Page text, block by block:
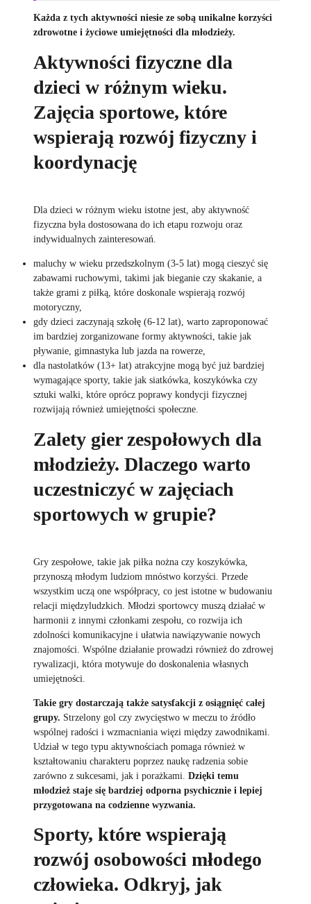
Każda z tych aktywności niesie ze sobą unikalne korzyści
zdrowotne i życiowe umiejętności dla młodzieży.
Aktywności fizyczne dla
dzieci w różnym wieku.
Zajęcia sportowe, które
wspierają rozwój fizyczny i
koordynację
Dla dzieci w różnym wieku istotne jest, aby aktywność
fizyczna była dostosowana do ich etapu rozwoju oraz
indywidualnych zainteresowań.
maluchy w wieku przedszkolnym (3-5 lat) mogą cieszyć się
zabawami ruchowymi, takimi jak bieganie czy skakanie, a
także grami z piłką, które doskonale wspierają rozwój
motoryczny,
gdy dzieci zaczynają szkołę (6-12 lat), warto zaproponować
im bardziej zorganizowane formy aktywności, takie jak
pływanie, gimnastyka lub jazda na rowerze,
dla nastolatków (13+ lat) atrakcyjne mogą być już bardziej
wymagające sporty, takie jak siatkówka, koszykówka czy
sztuki walki, które oprócz poprawy kondycji fizycznej
rozwijają również umiejętności społeczne.
Zalety gier zespołowych dla
młodzieży. Dlaczego warto
uczestniczyć w zajęciach
sportowych w grupie?
Gry zespołowe, takie jak piłka nożna czy koszykówka,
przynoszą młodym ludziom mnóstwo korzyści. Przede
wszystkim uczą one współpracy, co jest istotne w budowaniu
relacji międzyludzkich. Młodzi sportowcy muszą działać w
harmonii z innymi członkami zespołu, co rozwija ich
zdolności komunikacyjne i ułatwia nawiązywanie nowych
znajomości. Wspólne działanie prowadzi również do zdrowej
rywalizacji, która motywuje do doskonalenia własnych
umiejętności.
Takie gry dostarczają także satysfakcji z osiągnięć całej
grupy. Strzelony gol czy zwycięstwo w meczu to źródło
wspólnej radości i wzmacniania więzi między zawodnikami.
Udział w tego typu aktywnościach pomaga również w
kształtowaniu charakteru poprzez naukę radzenia sobie
zarówno z sukcesami, jak i porażkami. Dzięki temu
młodzież staje się bardziej odporna psychicznie i lepiej
przygotowana na codzienne wyzwania.
Sporty, które wspierają
rozwój osobowości młodego
człowieka. Odkryj, jak